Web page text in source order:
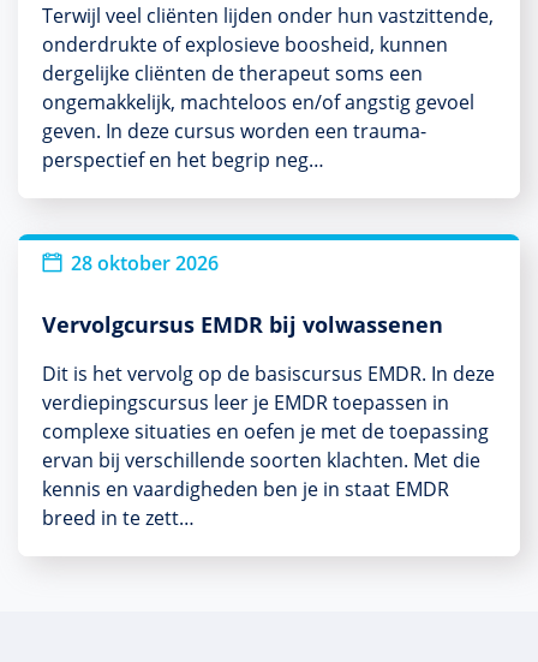
Terwijl veel cliënten lijden onder hun vastzittende,
onderdrukte of explosieve boosheid, kunnen
dergelijke cliënten de therapeut soms een
ongemakkelijk, machteloos en/of angstig gevoel
geven. In deze cursus worden een trauma-
perspectief en het begrip neg…
28 oktober 2026
Vervolgcursus EMDR bij volwassenen
Dit is het vervolg op de basiscursus EMDR. In deze
verdiepingscursus leer je EMDR toepassen in
complexe situaties en oefen je met de toepassing
ervan bij verschillende soorten klachten. Met die
kennis en vaardigheden ben je in staat EMDR
breed in te zett…